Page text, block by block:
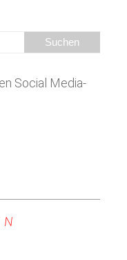
Social Media-